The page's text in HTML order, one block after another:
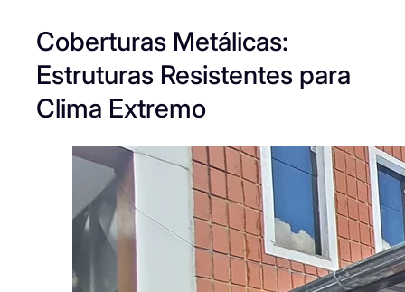
Coberturas Metálicas:
Estruturas Resistentes para
Clima Extremo